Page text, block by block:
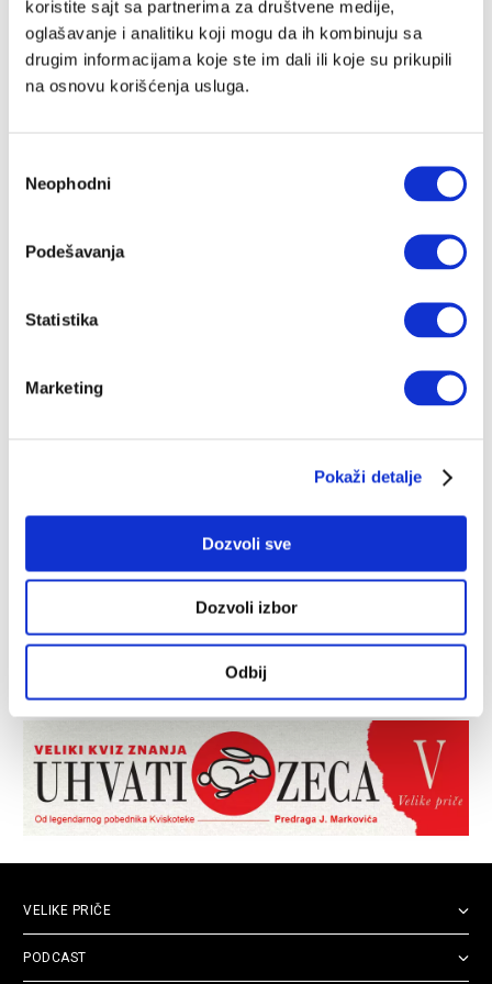
koristite sajt sa partnerima za društvene medije,
oglašavanje i analitiku koji mogu da ih kombinuju sa
drugim informacijama koje ste im dali ili koje su prikupili
na osnovu korišćenja usluga.
сагласности
Neophodni
Podešavanja
Statistika
Marketing
Pokaži detalje
Dozvoli sve
Dozvoli izbor
Odbij
Francuski predsednik je promovisao dva referenduma
u junu u kojima se isprepliću njegova politička
perspektiva i budućnost EU
ŽELJKO PANTELIĆ
VELIKE PRIČE
PODCAST